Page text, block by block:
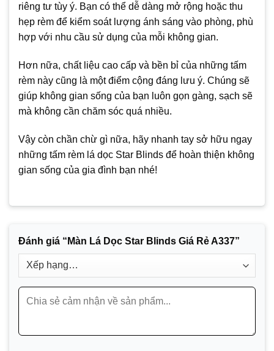
riêng tư tùy ý. Bạn có thể dễ dàng mở rộng hoặc thu
hẹp rèm để kiểm soát lượng ánh sáng vào phòng, phù
hợp với nhu cầu sử dụng của mỗi không gian.
Hơn nữa, chất liệu cao cấp và bền bỉ của những tấm
rèm này cũng là một điểm cộng đáng lưu ý. Chúng sẽ
giúp không gian sống của bạn luôn gọn gàng, sạch sẽ
mà không cần chăm sóc quá nhiều.
Vậy còn chần chừ gì nữa, hãy nhanh tay sở hữu ngay
những tấm rèm lá dọc Star Blinds để hoàn thiện không
gian sống của gia đình bạn nhé!
Đánh giá “Màn Lá Dọc Star Blinds Giá Rẻ A337”